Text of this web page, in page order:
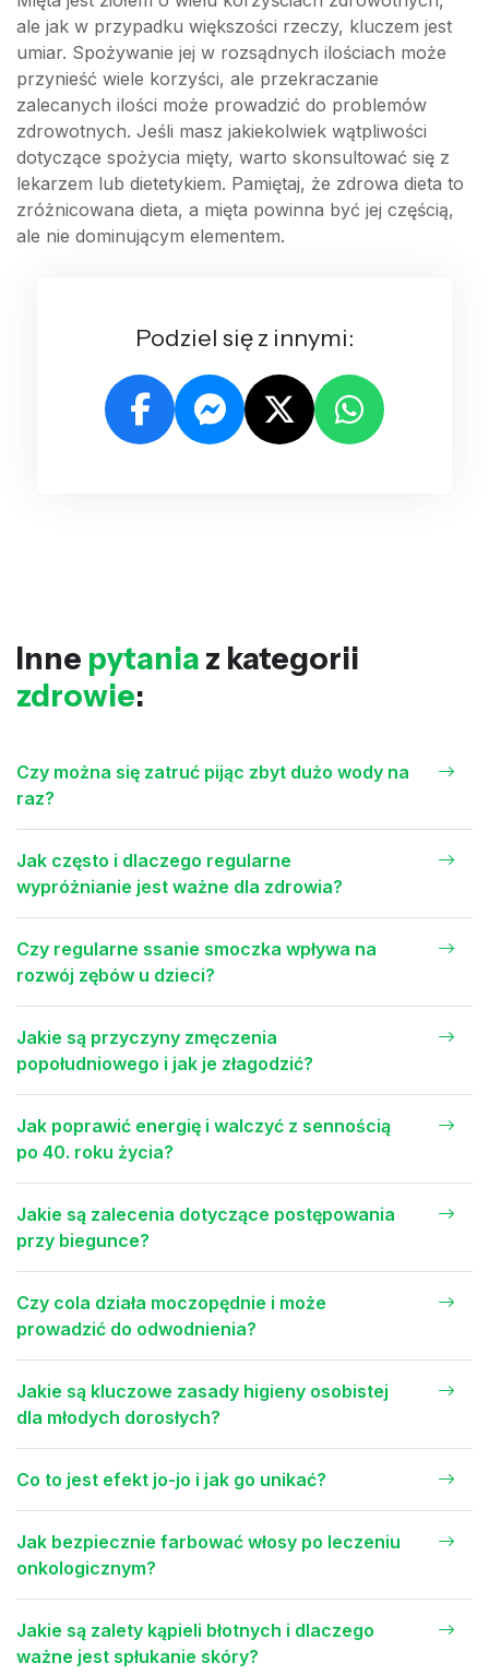
ale jak w przypadku większości rzeczy, kluczem jest
umiar. Spożywanie jej w rozsądnych ilościach może
przynieść wiele korzyści, ale przekraczanie
zalecanych ilości może prowadzić do problemów
zdrowotnych. Jeśli masz jakiekolwiek wątpliwości
dotyczące spożycia mięty, warto skonsultować się z
lekarzem lub dietetykiem. Pamiętaj, że zdrowa dieta to
zróżnicowana dieta, a mięta powinna być jej częścią,
ale nie dominującym elementem.
Podziel się z innymi:
Inne pytania z kategorii
zdrowie:
Czy można się zatruć pijąc zbyt dużo wody na
raz?
Jak często i dlaczego regularne
wypróżnianie jest ważne dla zdrowia?
Czy regularne ssanie smoczka wpływa na
rozwój zębów u dzieci?
Jakie są przyczyny zmęczenia
popołudniowego i jak je złagodzić?
Jak poprawić energię i walczyć z sennością
po 40. roku życia?
Jakie są zalecenia dotyczące postępowania
przy biegunce?
Czy cola działa moczopędnie i może
prowadzić do odwodnienia?
Jakie są kluczowe zasady higieny osobistej
dla młodych dorosłych?
Co to jest efekt jo-jo i jak go unikać?
Jak bezpiecznie farbować włosy po leczeniu
onkologicznym?
Jakie są zalety kąpieli błotnych i dlaczego
ważne jest spłukanie skóry?